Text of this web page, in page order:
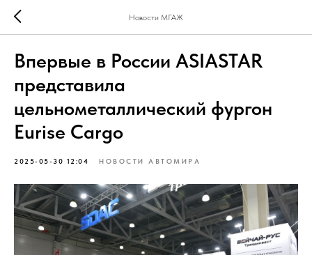
Новости МГАЖ
Впервые в России ASIASTAR
представила
цельнометаллический фургон
Eurise Cargo
2025-05-30 12:04 НОВОСТИ АВТОМИРА